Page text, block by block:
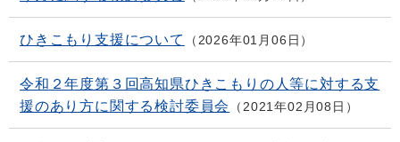
ひきこもり支援について 2026年01月06日
令和２年度第３回高知県ひきこもりの人等に対する支
援のあり方に関する検討委員会
2021年02月08日